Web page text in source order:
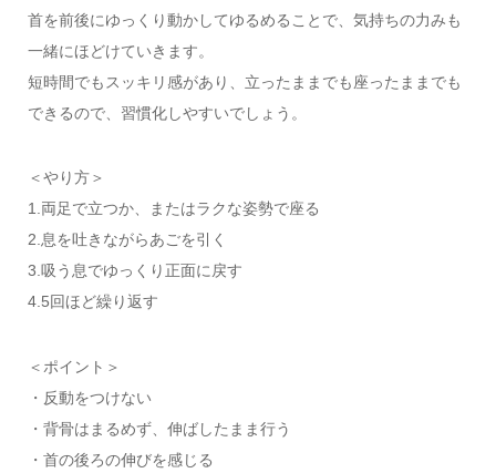
首を前後にゆっくり動かしてゆるめることで、気持ちの力みも
一緒にほどけていきます。
短時間でもスッキリ感があり、立ったままでも座ったままでも
できるので、習慣化しやすいでしょう。
＜やり方＞
1.両足で立つか、またはラクな姿勢で座る
2.息を吐きながらあごを引く
3.吸う息でゆっくり正面に戻す
4.5回ほど繰り返す
＜ポイント＞
・反動をつけない
・背骨はまるめず、伸ばしたまま行う
・首の後ろの伸びを感じる